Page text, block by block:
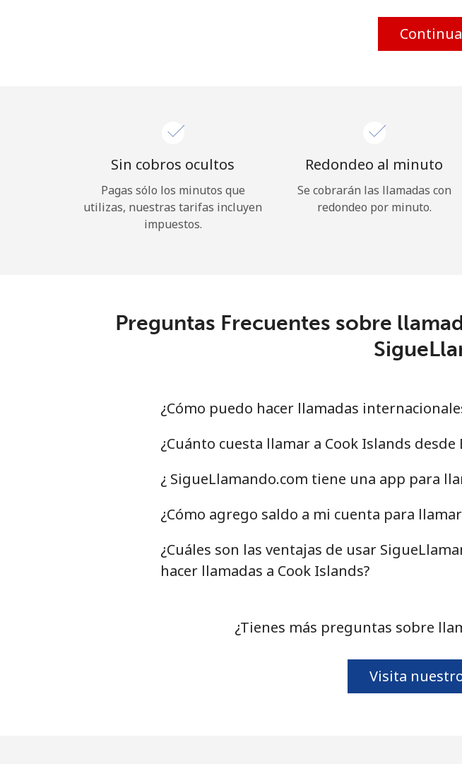
Mantente en
Sin cobros ocultos
Pagas sólo los minutos que
utilizas, nuestras tarifas incluyen
impuestos.
Redondeo al minuto
Se cobrarán las llamadas con
redondeo por minuto.
Preguntas Frecuentes sobre
¿Cómo puedo hacer llamadas
¿Cuánto cuesta llamar a Cook Islands desde
¿ SigueLlamando.com tiene una app para
¿Cómo agrego saldo a mi cuenta para
¿Cuáles son las ventajas de usar
hacer llamadas a Cook Islands?
¿Tienes más preguntas sobre
Visita